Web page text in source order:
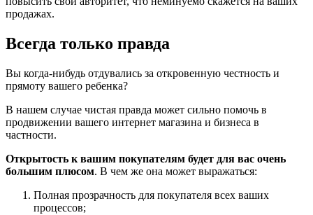
продажах.
Всегда только правда
Вы когда-нибудь отдувались за откровенную честность и
прямоту вашего ребенка?
В нашем случае чистая правда может сильно помочь в
продвижении вашего интернет магазина и бизнеса в
частности.
Открытость к вашим покупателям будет для вас очень
большим плюсом. В чем же она может выражаться:
Полная прозрачность для покупателя всех ваших
процессов;